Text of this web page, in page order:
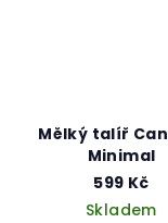
Mělký talíř
Minimal
599 Kč
Skladem